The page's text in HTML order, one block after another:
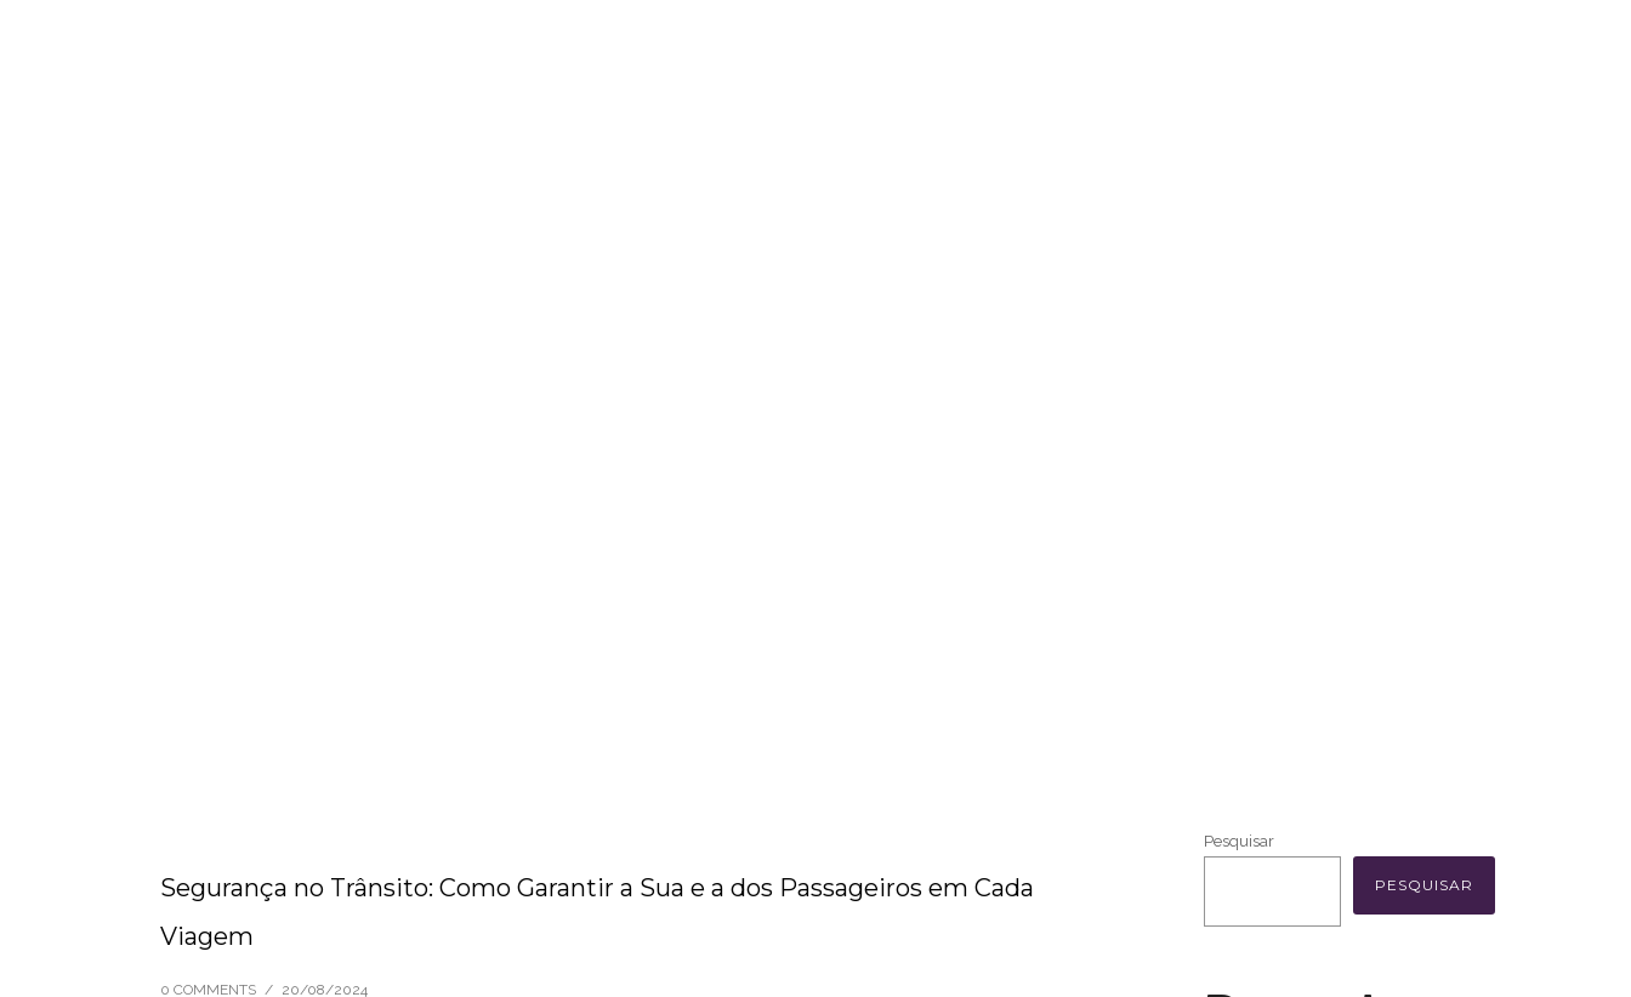
Segurança no Trânsito: Como Garantir a Sua e a dos Passageiros em Cada
Viagem
0 COMMENTS / 20/08/2024
Pesquisar
PESQUISAR